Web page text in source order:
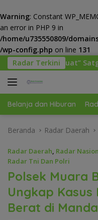
Warning: Constant
an error in PHP 9 in
/home/u735550809/
/wp-config.php on line 131
Langsung
ke
konten
Radar Terkini
Yonif 645/GTY Pos
Belanja dan Hiburan
Beranda Radar Daerah
Radar Daerah, Radar
Radar Tni Dan Polri
Polsek Muara
Ungkap
Berat di